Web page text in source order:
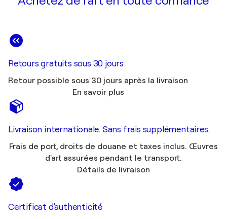
Retours gratuits sous 30 jours
Retour possible sous 30 jours après la livraison
En savoir plus
Livraison internationale. Sans frais supplémentaires.
Frais de port, droits de douane et taxes inclus. Œuvres
d'art assurées pendant le transport.
Détails de livraison
Certificat d'authenticité